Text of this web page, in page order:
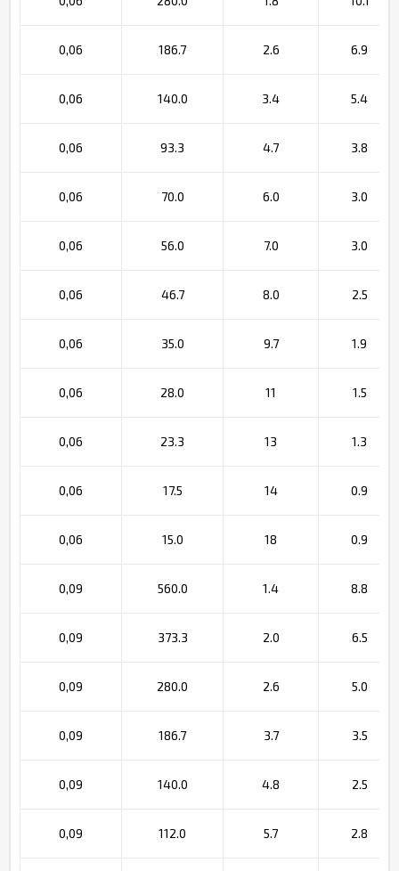
0,06 186.7 2.6 6.9
0,06 140.0 3.4 5.4
0,06 93.3 4.7 3.8
0,06 70.0 6.0 3.0
0,06 56.0 7.0 3.0
0,06 46.7 8.0 2.5
0,06 35.0 9.7 1.9
0,06 28.0 11 1.5
0,06 23.3 13 1.3
0,06 17.5 14 0.9
0,06 15.0 18 0.9
0,09 560.0 1.4 8.8
0,09 373.3 2.0 6.5
0,09 280.0 2.6 5.0
0,09 186.7 3.7 3.5
0,09 140.0 4.8 2.5
0,09 112.0 5.7 2.8